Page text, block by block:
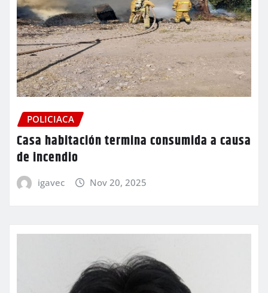
POLICIACA
Casa habitación termina consumida a causa
de incendio
igavec Nov 20, 2025